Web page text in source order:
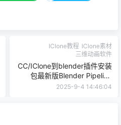
IClone教程 IClone素材
三维动画软件
CC/IClone到blender插件安装
包最新版Blender Pipeline
Plugin in CC/iC
2025-9-4 14:46:04